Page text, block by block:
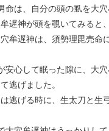
命は、自分の頭の虱を大
遅神が頭を覗いてみると
牟遅神は、須勢理毘売命
安心して眠った隙に、大
逃げました。
逃げる時に、生太刀と生